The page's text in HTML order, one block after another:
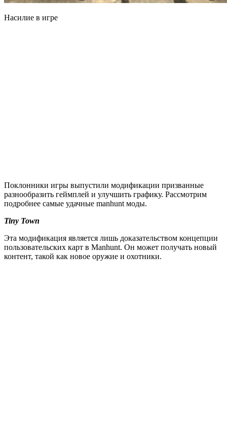
Насилие в игре
Поклонники игры выпустили модификации призванные
разнообразить геймплей и улучшить графику. Рассмотрим
подробнее самые удачные manhunt моды.
Tiny Town
Эта модификация является лишь доказательством концепции
пользовательских карт в Manhunt. Он может получать новый
контент, такой как новое оружие и охотники.